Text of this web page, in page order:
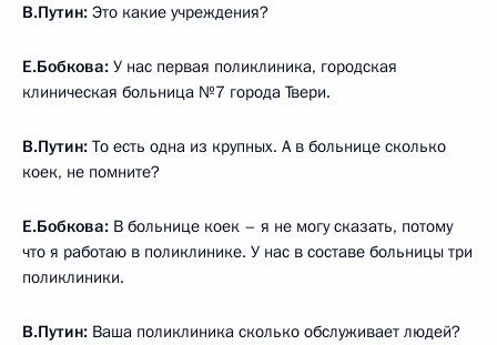
В.Путин: Это какие учреждения?
Е.Бобкова: У нас первая поликлиника, городская
клиническая больница №7 города Твери.
В.Путин: То есть одна из крупных. А в больнице сколько
коек, не помните?
Е.Бобкова: В больнице коек – я не могу сказать, потому
что я работаю в поликлинике. У нас в составе больницы три
поликлиники.
В.Путин: Ваша поликлиника сколько обслуживает людей?